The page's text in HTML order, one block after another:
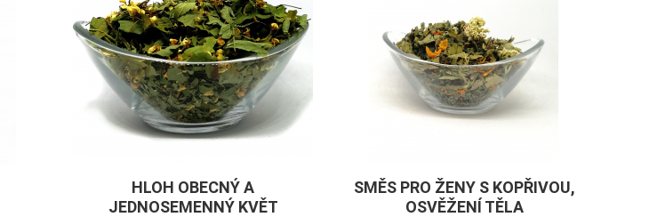
HLOH OBECNÝ A
JEDNOSEMENNÝ KVĚT
SMĚS PRO ŽENY S KOPŘIVOU,
OSVĚŽENÍ TĚLA